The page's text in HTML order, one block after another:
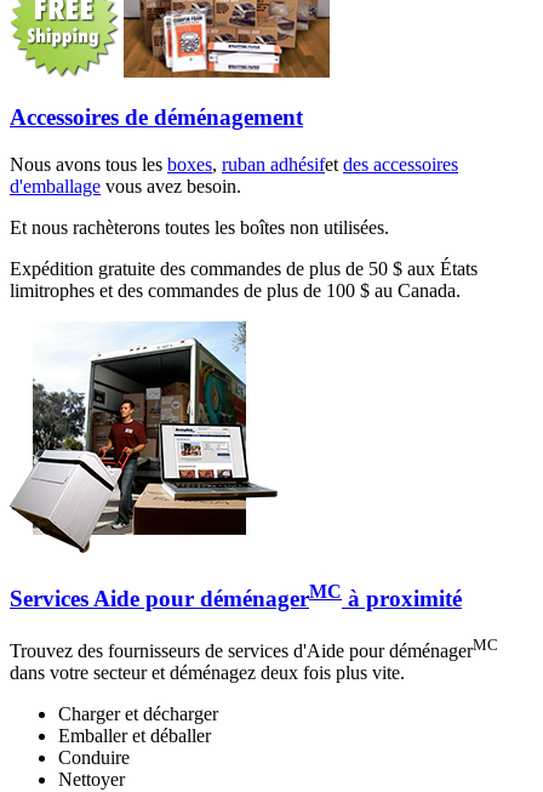
Accessoires de déménagement
Nous avons tous les boxes, ruban adhésifet des accessoires
d'emballage vous avez besoin.
Et nous rachèterons toutes les boîtes non utilisées.
Expédition gratuite des commandes de plus de 50 $ aux États
limitrophes et des commandes de plus de 100 $ au Canada.
Services Aide pour déménagerMC à proximité
Trouvez des fournisseurs de services d'Aide pour déménagerMC
dans votre secteur et déménagez deux fois plus vite.
Charger et décharger
Emballer et déballer
Conduire
Nettoyer